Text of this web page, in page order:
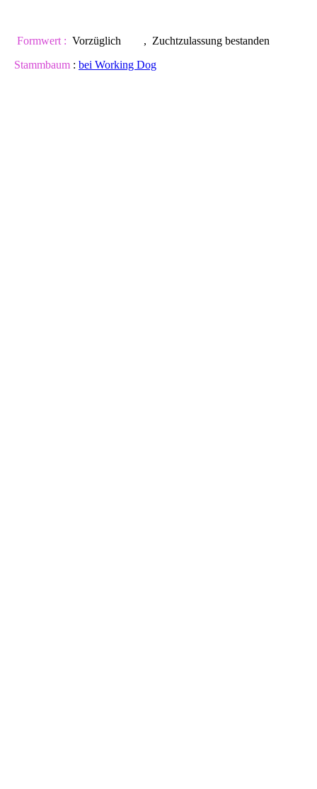
Formwert : Vorzüglich , Zuchtzulassung bestanden
Stammbaum : bei Working Dog